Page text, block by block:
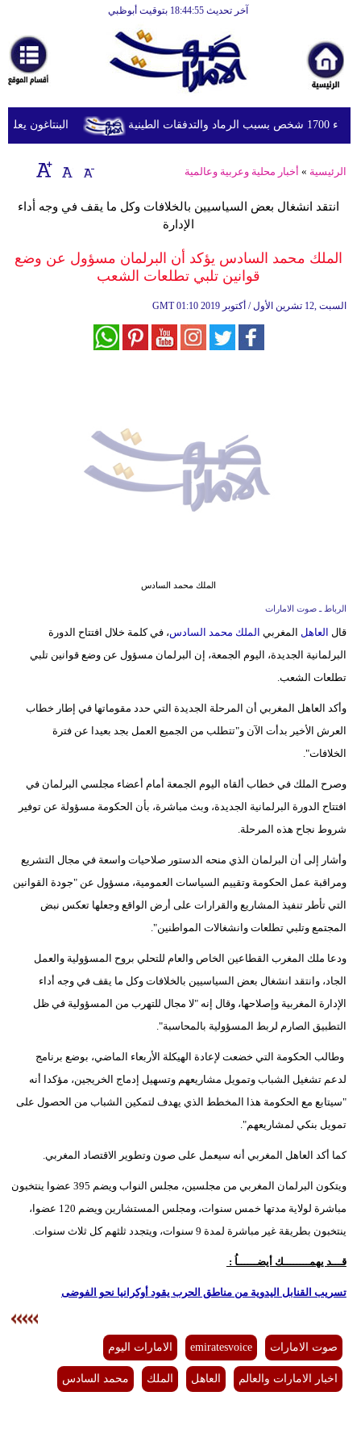
آخر تحديث 18:44:55 بتوقيت أبوظبي
أخبارعاجلة
رياضة
ثقافة
إقتصاد
وموسيقى
أزياء
وتكنولوجيا
مدوَّنات
فيديو
البنتاغون يعلن
الرئيسية » أخبار محلية وعربية وعالمية
انتقد انشغال بعض السياسيين بالخلافات وكل ما يقف في وجه أداء
الإدارة
الملك محمد السادس يؤكد أن البرلمان مسؤول عن وضع
قوانين تلبي تطلعات الشعب
GMT 01:10 2019 السبت ,12 تشرين الأول / أكتوبر
الملك محمد السادس
الرباط ـ صوت الامارات
قال العاهل المغربي الملك محمد السادس، في كلمة خلال افتتاح الدورة
البرلمانية الجديدة، اليوم الجمعة، إن البرلمان مسؤول عن وضع قوانين تلبي
تطلعات الشعب.
وأكد العاهل المغربي أن المرحلة الجديدة التي حدد مقوماتها في إطار خطاب
العرش الأخير بدأت الآن و"تتطلب من الجميع العمل بجد بعيدا عن فترة
الخلافات".
وصرح الملك في خطاب ألقاه اليوم الجمعة أمام أعضاء مجلسي البرلمان في
افتتاح الدورة البرلمانية الجديدة، وبث مباشرة، بأن الحكومة مسؤولة عن توفير
شروط نجاح هذه المرحلة.
وأشار إلى أن البرلمان الذي منحه الدستور صلاحيات واسعة في مجال التشريع
ومراقبة عمل الحكومة وتقييم السياسات العمومية، مسؤول عن "جودة القوانين
التي تأطر تنفيذ المشاريع والقرارات على أرض الواقع وجعلها تعكس نبض
المجتمع وتلبي تطلعات وانشغالات المواطنين".
ودعا ملك المغرب القطاعين الخاص والعام للتحلي بروح المسؤولية والعمل
الجاد، وانتقد انشغال بعض السياسيين بالخلافات وكل ما يقف في وجه أداء
الإدارة المغربية وإصلاحها، وقال إنه "لا مجال للتهرب من المسؤولية في ظل
التطبيق الصارم لربط المسؤولية بالمحاسبة".
وطالب الحكومة التي خضعت لإعادة الهيكلة الأربعاء الماضي، بوضع برنامج
لدعم تشغيل الشباب وتمويل مشاريعهم وتسهيل إدماج الخريجين، مؤكدا أنه
"سيتابع مع الحكومة هذا المخطط الذي يهدف لتمكين الشباب من الحصول على
تمويل بنكي لمشاريعهم".
كما أكد العاهل المغربي أنه سيعمل على صون وتطوير الاقتصاد المغربي.
ويتكون البرلمان المغربي من مجلسين، مجلس النواب ويضم 395 عضوا ينتخبون
مباشرة لولاية مدتها خمس سنوات، ومجلس المستشارين ويضم 120 عضوا،
ينتخبون بطريقة غير مباشرة لمدة 9 سنوات، ويتجدد ثلثهم كل ثلاث سنوات.
قـــد يهمــــــــك أيضــــــاُ :
تسريب القنابل اليدوية من مناطق الحرب يقود أوكرانيا نحو الفوضى
صوت الامارات emiratesvoice الامارات اليوم
اخبار الامارات والعالم العاهل الملك محمد السادس